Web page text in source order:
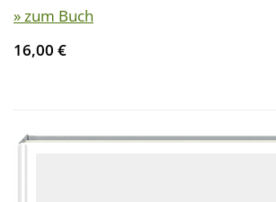
» zum Buch
16,00 €